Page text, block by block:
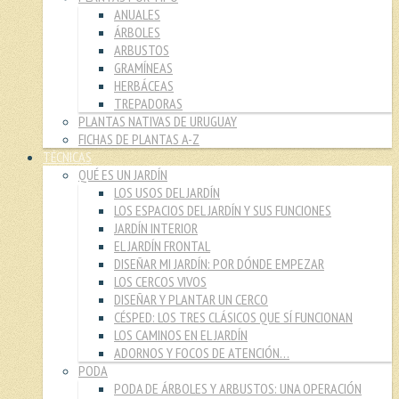
ANUALES
ÁRBOLES
ARBUSTOS
GRAMÍNEAS
HERBÁCEAS
TREPADORAS
PLANTAS NATIVAS DE URUGUAY
FICHAS DE PLANTAS A-Z
TÉCNICAS
QUÉ ES UN JARDÍN
LOS USOS DEL JARDÍN
LOS ESPACIOS DEL JARDÍN Y SUS FUNCIONES
JARDÍN INTERIOR
EL JARDÍN FRONTAL
DISEÑAR MI JARDÍN: POR DÓNDE EMPEZAR
LOS CERCOS VIVOS
DISEÑAR Y PLANTAR UN CERCO
CÉSPED: LOS TRES CLÁSICOS QUE SÍ FUNCIONAN
LOS CAMINOS EN EL JARDÍN
ADORNOS Y FOCOS DE ATENCIÓN…
PODA
PODA DE ÁRBOLES Y ARBUSTOS: UNA OPERACIÓN